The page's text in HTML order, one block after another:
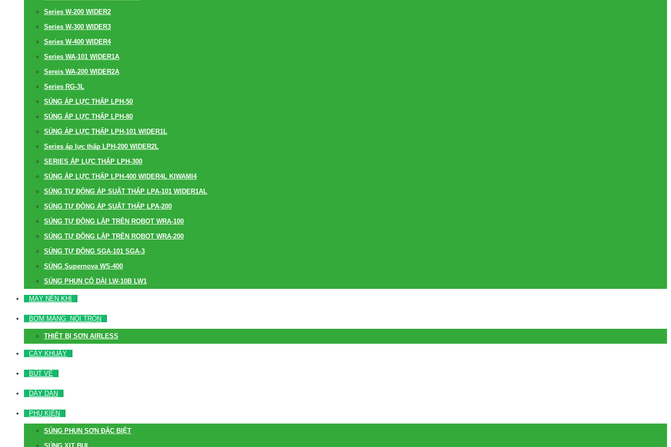
Series W-200 WIDER2
Series W-300 WIDER3
Series W-400 WIDER4
Series WA-101 WIDER1A
Sereis WA-200 WIDER2A
Series RG-3L
SÚNG ÁP LỰC THẤP LPH-50
SÚNG ÁP LỰC THẤP LPH-80
SÚNG ÁP LỰC THẤP LPH-101 WIDER1L
Series áp lực thấp LPH-200 WIDER2L
SERIES ÁP LỰC THẤP LPH-300
SÚNG ÁP LỰC THẤP LPH-400 WIDER4L KIWAMI4
SÚNG TỰ ĐỘNG ÁP SUẤT THẤP LPA-101 WIDER1AL
SÚNG TỰ ĐỘNG ÁP SUẤT THẤP LPA-200
SÚNG TỰ ĐỘNG LẮP TRÊN ROBOT WRA-100
SÚNG TỰ ĐỘNG LẮP TRÊN ROBOT WRA-200
SÚNG TỰ ĐỘNG SGA-101 SGA-3
SÚNG Supernova WS-400
SÚNG PHUN CỔ DÀI LW-10B LW1
MÁY NÉN KHÍ
BƠM MÀNG, NỒI TRỘN
THIẾT BỊ SƠN AIRLESS
CÂY KHUẤY
BÚT VẼ
DÂY DẪN
PHỤ KIỆN
SÚNG PHUN SƠN ĐẶC BIỆT